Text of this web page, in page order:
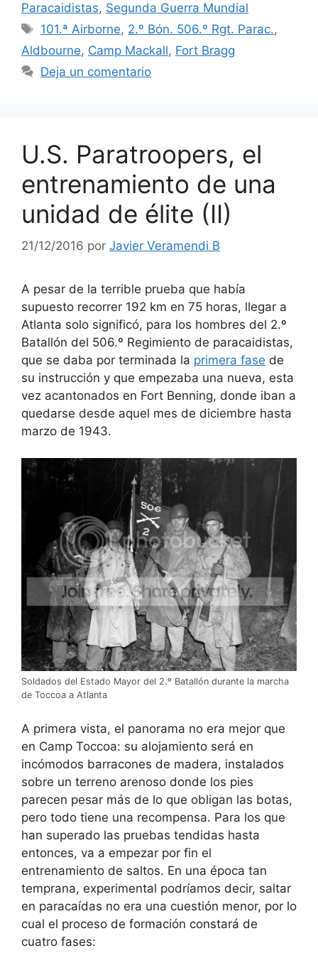
Paracaidistas, Segunda Guerra Mundial
Etiquetas
101.ª Airborne, 2.º Bón. 506.º Rgt. Parac.,
Aldbourne, Camp Mackall, Fort Bragg
Deja un comentario
U.S. Paratroopers, el
entrenamiento de una
unidad de élite (II)
21/12/2016 por Javier Veramendi B
A pesar de la terrible prueba que había
supuesto recorrer 192 km en 75 horas, llegar a
Atlanta solo significó, para los hombres del 2.º
Batallón del 506.º Regimiento de paracaidistas,
que se daba por terminada la primera fase de
su instrucción y que empezaba una nueva, esta
vez acantonados en Fort Benning, donde iban a
quedarse desde aquel mes de diciembre hasta
marzo de 1943.
Soldados del Estado Mayor del 2.º Batallón durante la marcha
de Toccoa a Atlanta
A primera vista, el panorama no era mejor que
en Camp Toccoa: su alojamiento será en
incómodos barracones de madera, instalados
sobre un terreno arenoso donde los pies
parecen pesar más de lo que obligan las botas,
pero todo tiene una recompensa. Para los que
han superado las pruebas tendidas hasta
entonces, va a empezar por fin el
entrenamiento de saltos. En una época tan
temprana, experimental podríamos decir, saltar
en paracaídas no era una cuestión menor, por lo
cual el proceso de formación constará de
cuatro fases: